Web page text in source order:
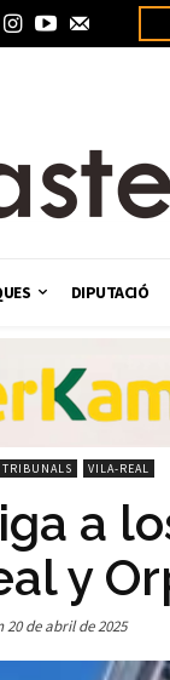
DIPUTACIÓ
TRIBUNALS VILA-REAL
a
y
20 de abril de 2025